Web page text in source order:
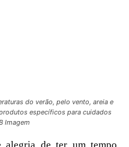
do verão, pelo vento, areia e
específicos para cuidados
Imagem